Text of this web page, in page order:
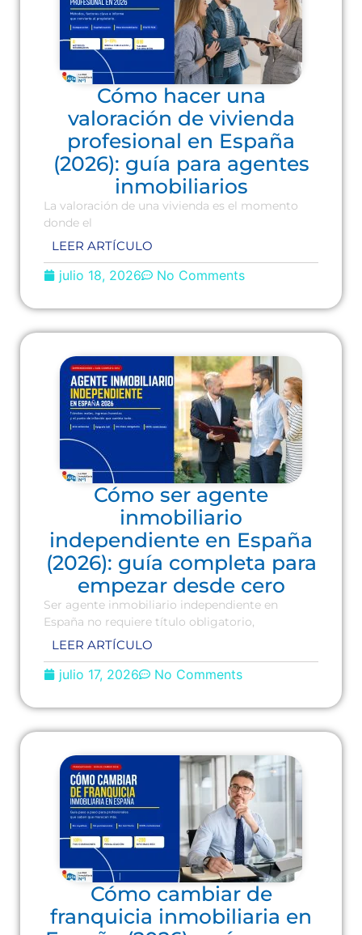
Cómo hacer una
valoración de vivienda
profesional en España
(2026): guía para agentes
inmobiliarios
La valoración de una vivienda es el momento
donde el
LEER ARTÍCULO
julio 18, 2026 No Comments
Cómo ser agente
inmobiliario
independiente en España
(2026): guía completa para
empezar desde cero
Ser agente inmobiliario independiente en
España no requiere título obligatorio,
LEER ARTÍCULO
julio 17, 2026 No Comments
Cómo cambiar de
franquicia inmobiliaria en